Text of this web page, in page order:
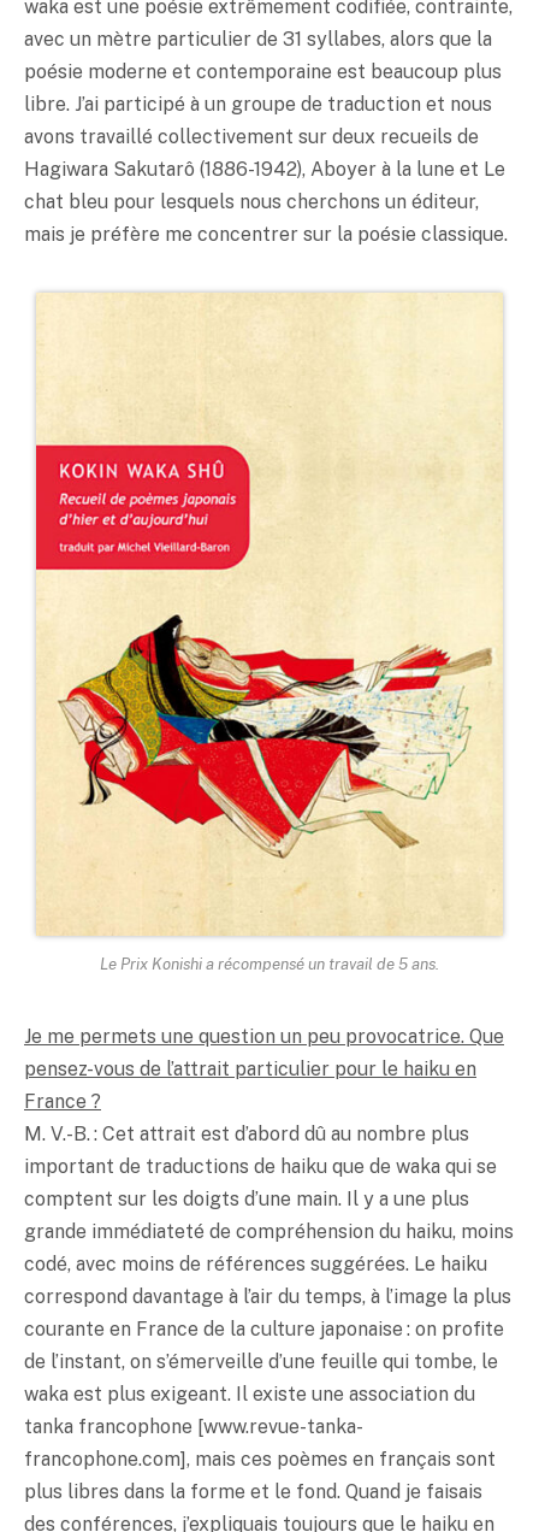
waka est une poésie extrêmement codifiée, contrainte,
avec un mètre particulier de 31 syllabes, alors que la
poésie moderne et contemporaine est beaucoup plus
libre. J’ai participé à un groupe de traduction et nous
avons travaillé collectivement sur deux recueils de
Hagiwara Sakutarô (1886-1942), Aboyer à la lune et Le
chat bleu pour lesquels nous cherchons un éditeur,
mais je préfère me concentrer sur la poésie classique.
Le Prix Konishi a récompensé un travail de 5 ans.
Je me permets une question un peu provocatrice. Que
pensez-vous de l’attrait particulier pour le haiku en
France ?
M. V.-B. : Cet attrait est d’abord dû au nombre plus
important de traductions de haiku que de waka qui se
comptent sur les doigts d’une main. Il y a une plus
grande immédiateté de compréhension du haiku, moins
codé, avec moins de références suggérées. Le haiku
correspond davantage à l’air du temps, à l’image la plus
courante en France de la culture japonaise : on profite
de l’instant, on s’émerveille d’une feuille qui tombe, le
waka est plus exigeant. Il existe une association du
tanka francophone [www.revue-tanka-
francophone.com], mais ces poèmes en français sont
plus libres dans la forme et le fond. Quand je faisais
des conférences, j’expliquais toujours que le haiku en